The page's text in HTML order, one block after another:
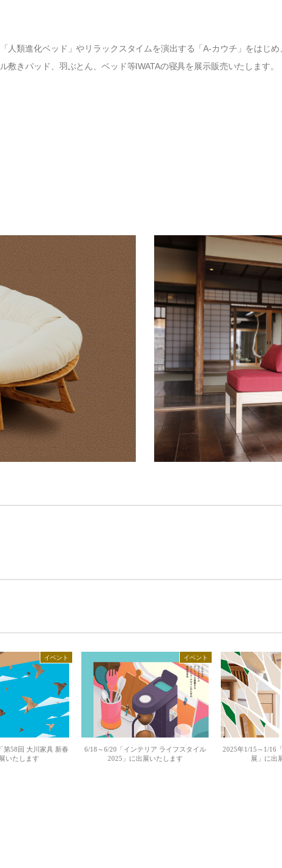
人類進化ベッド」やリラックスタイムを演出する「A-カウチ」をはじめ
きパッド、羽ぶとん、ベッド等IWATAの寝具を展示販売いたします。
イベント
第58回 大川家具 新春
いたします
イベント
6/18～6/20「インテリア ライフスタイル
2025」に出展いたします
2025年1/15～1/16
展」に出